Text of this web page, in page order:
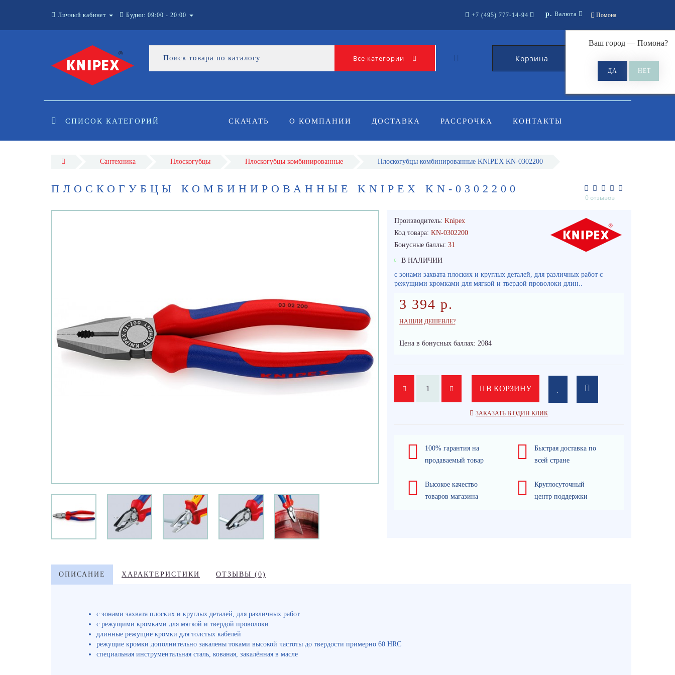
Личный кабинет Будни: 09:00 - 20:00 Помона
Ваш город — Помона?
+7 (495) 777-14-94 р. Валюта
Все категории Корзина 0
СПИСОК КАТЕГОРИЙ СКАЧАТЬ О КОМПАНИИ ДОСТАВКА РАССРОЧКА КОНТАКТЫ
Сантехника Плоскогубцы Плоскогубцы комбинированные Плоскогубцы комбинированные KNIPEX KN-0302200
ПЛОСКОГУБЦЫ КОМБИНИРОВАННЫЕ KNIPEX KN-0302200
0 отзывов
Производитель: Knipex
Код товара: KN-0302200
Бонусные баллы: 31
В НАЛИЧИИ
с зонами захвата плоских и круглых деталей, для различных работ с
режущими кромками для мягкой и твердой проволоки длин..
3 394 р.
НАШЛИ ДЕШЕВЛЕ?
Цена в бонусных баллах: 2084
В КОРЗИНУ
ЗАКАЗАТЬ В ОДИН КЛИК
100% гарантия на
продаваемый товар
Быстрая доставка по
всей стране
Высокое качество
товаров магазина
Круглосуточный
центр поддержки
ОПИСАНИЕ ХАРАКТЕРИСТИКИ ОТЗЫВЫ (0)
с зонами захвата плоских и круглых деталей, для различных работ
с режущими кромками для мягкой и твердой проволоки
длинные режущие кромки для толстых кабелей
режущие кромки дополнительно закалены токами высокой частоты до твердости примерно 60 HRC
специальная инструментальная сталь, кованая, закалённая в масле